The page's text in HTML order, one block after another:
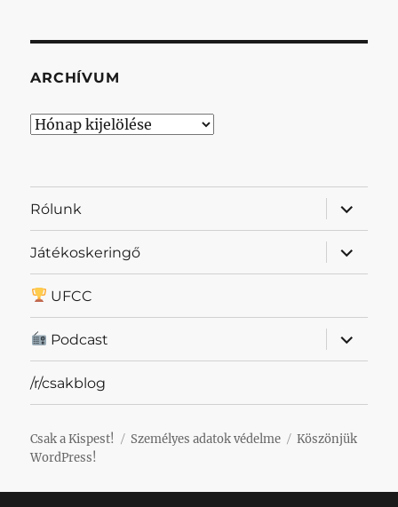
ARCHÍVUM
Archívum
Rólunk
almenü
Játékoskeringő
almenü
UFCC
Podcast
almenü
/r/csakblog
Csak a Kispest! Személyes adatok védelme
Köszönjük
WordPress!